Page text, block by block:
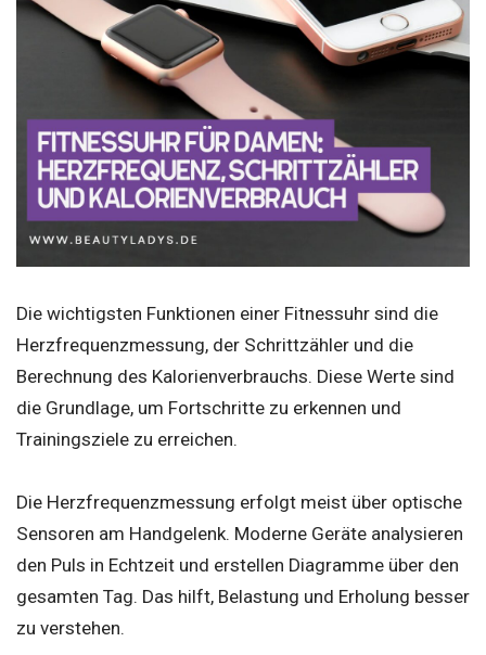
Die wichtigsten Funktionen einer Fitnessuhr sind die
Herzfrequenzmessung, der Schrittzähler und die
Berechnung des Kalorienverbrauchs. Diese Werte sind
die Grundlage, um Fortschritte zu erkennen und
Trainingsziele zu erreichen.
Die Herzfrequenzmessung erfolgt meist über optische
Sensoren am Handgelenk. Moderne Geräte analysieren
den Puls in Echtzeit und erstellen Diagramme über den
gesamten Tag. Das hilft, Belastung und Erholung besser
zu verstehen.